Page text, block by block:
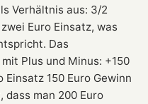
Verhältnis aus: 3/2
Euro Einsatz, was
Das
Plus und Minus: +150
Einsatz 150 Euro Gewinn
man 200 Euro